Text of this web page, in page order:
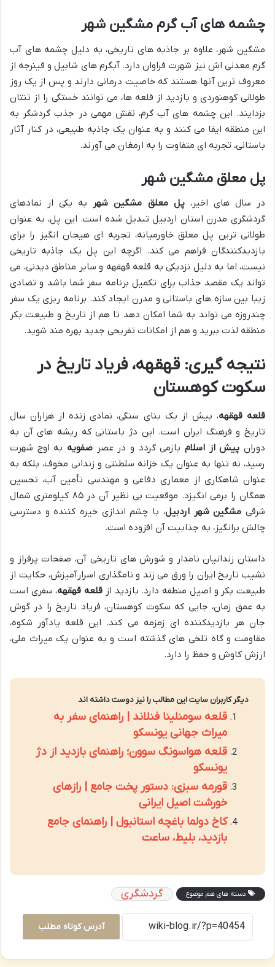
چشمه های آب گرم مشگین شهر
مشگین شهر، علاوه بر جاذبه های تاریخی، به دلیل چشمه های آب
گرم معدنی اش نیز شهرت فراوان دارد. آبگرم های شابیل و قینرجه از
معروف ترین آنها هستند که خاصیت درمانی دارند و پس از یک روز
طولانی کوهنوردی و بازدید از قلعه ها، می توانند خستگی را از تنتان
بزدایند. این چشمه های آب گرم، نقش مهمی در جذب گردشگر به
این منطقه ایفا می کنند و به عنوان یک جاذبه طبیعی، در کنار آثار
باستانی، تجربه ای متفاوت را به ارمغان می آورند.
پل معلق مشگین شهر
در سال های اخیر،پل معلق مشگین شهر
به یکی از نمادهای
گردشگری مدرن استان اردبیل تبدیل شده است. این پل، به عنوان
طولانی ترین پل معلق خاورمیانه، تجربه ای هیجان انگیز را برای
بازدیدکنندگان فراهم می کند. اگرچه این پل یک جاذبه تاریخی
نیست، اما به دلیل نزدیکی به قلعه قهقهه و سایر مناطق دیدنی، می
تواند یک مقصد جذاب برای تکمیل برنامه سفر شما باشد و تضادی
زیبا بین سازه های باستانی و مدرن ایجاد کند. برنامه ریزی یک سفر
چندروزه می تواند به شما امکان دهد تا هم از تاریخ و طبیعت بکر
منطقه لذت ببرید و هم از امکانات تفریحی جدید بهره مند شوید.
نتیجه گیری: قهقهه، فریاد تاریخ در
سکوت کوهستان
قلعه قهقهه، بیش از یک بنای سنگی، نمادی زنده از هزاران سال
تاریخ و فرهنگ ایران است. این دژ باستانی که ریشه های آن به
دوران پیش از اسلام بازمی گردد و در عصر صفویه به اوج شهرت
رسید، نه تنها به عنوان یک خزانه سلطنتی و زندانی مخوف، بلکه به
عنوان شاهکاری از معماری دفاعی و مهندسی تأمین آب، تحسین
همگان را برمی انگیزد. موقعیت بی نظیر آن در ۸۵ کیلومتری شمال
شرقی مشگین شهر اردبیل، با چشم اندازی خیره کننده و دسترسی
چالش برانگیز، به جذابیت آن افزوده است.
داستان زندانیان نامدار و شورش های تاریخی آن، صفحات پرفراز و
نشیب تاریخ ایران را ورق می زند و نامگذاری اسرارآمیزش، حکایت از
طبیعت بکر و اصیل منطقه دارد. بازدید از قلعه قهقهه، سفری است
به عمق زمان، جایی که سکوت کوهستان، فریاد تاریخ را در گوش
جان هر بازدیدکننده ای زمزمه می کند. این قلعه یادآور شکوه،
مقاومت و گاه تلخی های گذشته است و به عنوان یک میراث ملی،
ارزش کاوش و حفظ را دارد.
دیگر کاربران سایت این مطالب را نیز دوست داشته اند
قلعه سومنلینا فنلاند | راهنمای سفر به
میراث جهانی یونسکو
قلعه هواسونگ سوون؛ راهنمای بازدید از دژ
یونسکو
قورمه سبزی: دستور پخت جامع | رازهای
خورشت اصیل ایرانی
کاخ دولما باغچه استانبول | راهنمای جامع
بازدید، بلیط، ساعت
دسته های هم موضوع گردشگری
آدرس کوتاه مطلب